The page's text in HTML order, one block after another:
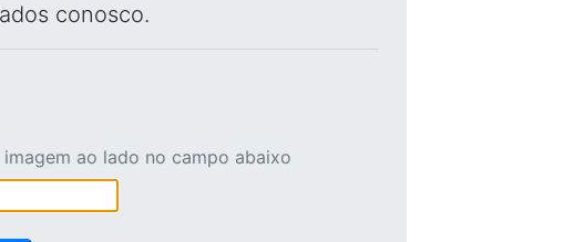
conosco.
ao lado no campo abaixo